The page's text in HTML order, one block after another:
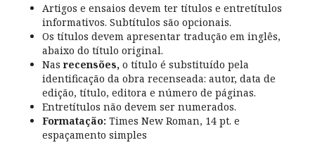
Artigos e ensaios devem ter títulos e entretítulos
informativos. Subtítulos são opcionais.
Os títulos devem apresentar tradução em inglês,
abaixo do título original.
Nas recensões, o título é substituído pela
identificação da obra recenseada: autor, data de
edição, título, editora e número de páginas.
Entretítulos não devem ser numerados.
Formatação: Times New Roman, 14 pt. e
espaçamento simples